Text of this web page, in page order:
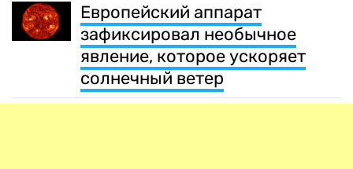
Европейский аппарат
зафиксировал необычное
явление, которое ускоряет
солнечный ветер